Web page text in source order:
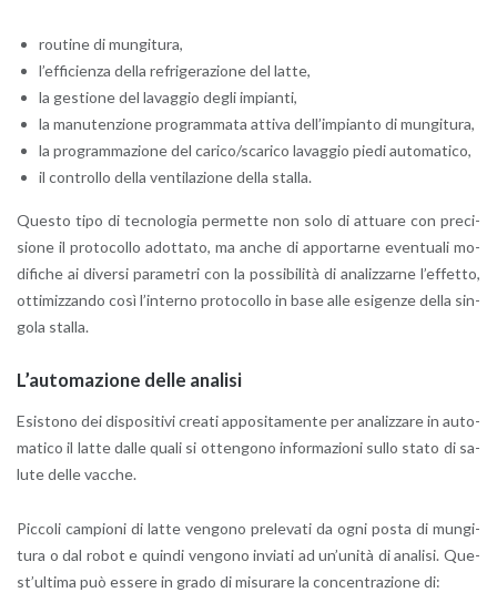
rou­ti­ne di mun­gi­tu­ra,
l’ef­fi­cien­za della re­fri­ge­ra­zio­ne del latte,
la ge­stio­ne del la­vag­gio degli im­pian­ti,
la ma­nu­ten­zio­ne pro­gram­ma­ta at­ti­va del­l’im­pian­to di mun­gi­tu­ra,
la pro­gram­ma­zio­ne del ca­ri­co/sca­ri­co la­vag­gio piedi au­to­ma­ti­co,
il con­trol­lo della ven­ti­la­zio­ne della stal­la.
Que­sto tipo di tec­no­lo­gia per­met­te non solo di at­tua­re con pre­ci­
sio­ne il pro­to­col­lo adot­ta­to, ma anche di ap­por­tar­ne even­tua­li mo­
di­fi­che ai di­ver­si pa­ra­me­tri con la pos­si­bi­li­tà di ana­liz­zar­ne l’ef­fet­to,
ot­ti­miz­zan­do così l’in­ter­no pro­to­col­lo in base alle esi­gen­ze della sin­
go­la stal­la.
L’au­to­ma­zio­ne delle ana­li­si
Esi­sto­no dei di­spo­si­ti­vi crea­ti ap­po­si­ta­men­te per ana­liz­za­re in au­to­
ma­ti­co il latte dalle quali si ot­ten­go­no in­for­ma­zio­ni sullo stato di sa­
lu­te delle vac­che.
Pic­co­li cam­pio­ni di latte ven­go­no pre­le­va­ti da ogni posta di mun­gi­
tu­ra o dal robot e quin­di ven­go­no in­via­ti ad un’u­ni­tà di ana­li­si. Que­
st’ul­ti­ma può es­se­re in grado di mi­su­ra­re la con­cen­tra­zio­ne di: